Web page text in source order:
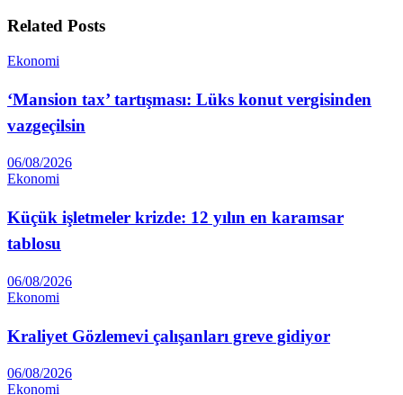
Related Posts
Ekonomi
‘Mansion tax’ tartışması: Lüks konut vergisinden
vazgeçilsin
06/08/2026
Ekonomi
Küçük işletmeler krizde: 12 yılın en karamsar
tablosu
06/08/2026
Ekonomi
Kraliyet Gözlemevi çalışanları greve gidiyor
06/08/2026
Ekonomi